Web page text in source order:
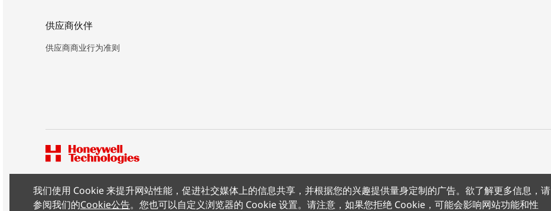
我们使用 Cookie 来提升网站性能，促进社交媒体上的信息共享，并根据您的兴趣提供量身定制的广告。欲了解更多信息，请
参阅我们的Cookie公告。您也可以自定义浏览器的 Cookie 设置。请注意，如果您拒绝 Cookie，可能会影响网站功能和性
供应商伙伴
供应商商业行为准则
版权所有 ©2026 霍尼韦尔（中国）有限公司 沪公网安备 31011502012180号沪ICP备15008415号条款条约隐私声明